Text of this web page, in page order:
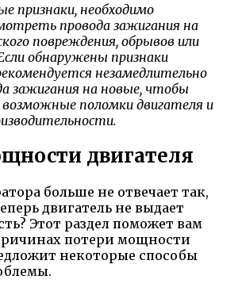
признаки, необходимо
провода зажигания на
повреждения, обрывов или
обнаружены признаки
незамедлительно
зажигания на новые, чтобы
поломки двигателя и
двигателя
больше не отвечает так,
двигатель не выдает
Этот раздел поможет вам
потери мощности
некоторые способы